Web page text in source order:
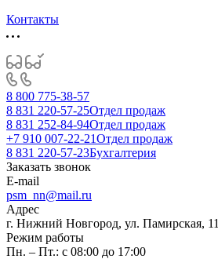
Контакты
8 800 775-38-57
8 831 220-57-25Отдел продаж
8 831 252-84-94Отдел продаж
+7 910 007-22-21Отдел продаж
8 831 220-57-23Бухгалтерия
Заказать звонок
E-mail
psm_nn@mail.ru
Адрес
г. Нижний Новгород, ул. Памирская, 11
Режим работы
Пн. – Пт.: с 08:00 до 17:00